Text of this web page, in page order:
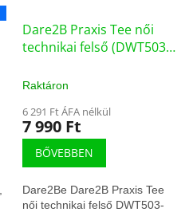
Dare2B Praxis Tee női
technikai felső (DWT503-
Raktáron
6 291 Ft ÁFA nélkül
7 990 Ft
BŐVEBBEN
Dare2Be Dare2B Praxis Tee
női technikai felső DWT503-